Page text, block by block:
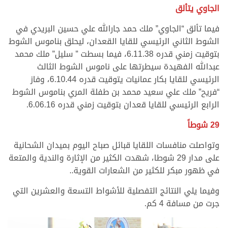
الجاوي يتألق
فيما تألق “الجاوي” ملك حمد جارالله علي حسين البريدي في
الشوط الثاني الرئيسي للقايا القعدان، ليحلق بناموس الشوط
بتوقيت زمني قدره 6.11.38، فيما بسطت ” سليل” ملك محمد
عبدالله الفهيدة سيطرتها على ناموس الشوط الثالث
الرئيسي للقايا بكار عمانيات يتوقيت قدره 6.10.44، وفاز
“فريح” ملك علي سعيد محمد بن طفلة المري بناموس الشوط
الرابع الرئيسي للقايا قعدان بتوقيت زمني قدره 6.06.16.
29 شوطاً
وتواصلت منافسات اللقايا قبائل صباح اليوم بميدان الشحانية
على مدار 29 شوطا، شهدت الكثير من الإثارة والندية والمتعة
في ظهور مبكر للكثير من الشعارات القوية..
وفيما يلي النتائج التفصلية للأشواط التسعة والعشرين التي
جرت من مسافة 4 كم.